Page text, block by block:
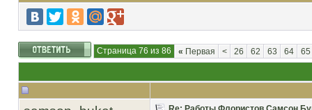
Страница 76 из 86 « Первая < 26 62 63 64 65